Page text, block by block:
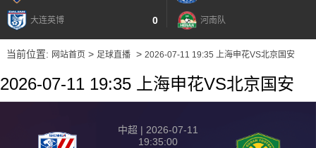
大连英博 0 河南队
当前位置: 网站首页> 足球直播> 2026-07-11 19:35 上海申花VS北京国安
2026-07-11 19:35 上海申花VS北京国安
中超 | 2026-07-11
19:35:00